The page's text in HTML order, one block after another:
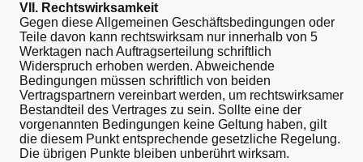
VII. Rechtswirksamkeit
Gegen diese Allgemeinen Geschäftsbedingungen oder
Teile davon kann rechtswirksam nur innerhalb von 5
Werktagen nach Auftragserteilung schriftlich
Widerspruch erhoben werden. Abweichende
Bedingungen müssen schriftlich von beiden
Vertragspartnern vereinbart werden, um rechtswirksamer
Bestandteil des Vertrages zu sein. Sollte eine der
vorgenannten Bedingungen keine Geltung haben, gilt
die diesem Punkt entsprechende gesetzliche Regelung.
Die übrigen Punkte bleiben unberührt wirksam.